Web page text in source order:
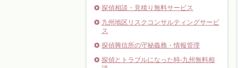
探偵相談・見積り無料サービス
九州地区リスクコンサルティングサービ
ス
探偵興信所の守秘義務・情報管理
探偵とトラブルになった時-九州無料相